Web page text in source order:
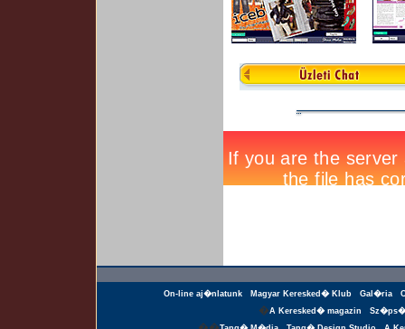
On-line aj�nlatunk Magyar Keresked� Klub Gal�ria
�A Keresked� magazin